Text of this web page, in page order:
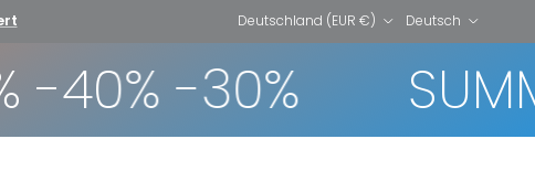
Deutschland (EUR €) Deutsch
40% -30%